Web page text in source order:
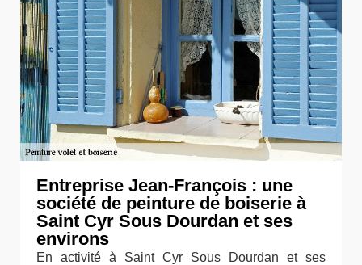
Entreprise Jean-François : une
société de peinture de boiserie à
Saint Cyr Sous Dourdan et ses
environs
En activité à Saint Cyr Sous Dourdan et ses